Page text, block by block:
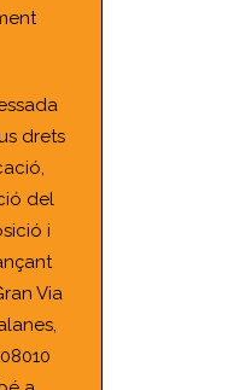
drets
del
i
Via